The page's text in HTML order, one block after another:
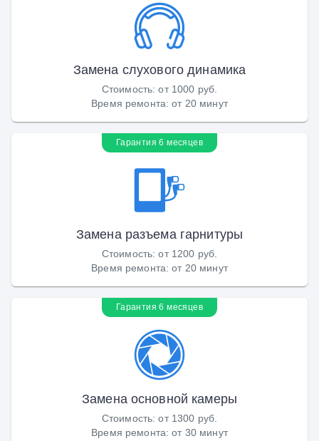
Замена слухового динамика
Стоимость:от 1000 руб.
Время ремонта:от 20 минут
Гарантия 6 месяцев
Замена разъема гарнитуры
Стоимость:от 1200 руб.
Время ремонта:от 20 минут
Гарантия 6 месяцев
Замена основной камеры
Стоимость:от 1300 руб.
Время ремонта:от 30 минут